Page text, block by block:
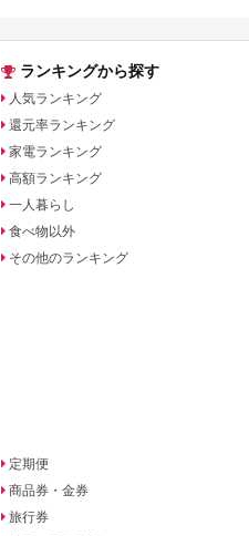
ランキングから探す
人気ランキング
還元率ランキング
家電ランキング
高額ランキング
一人暮らし
食べ物以外
その他のランキング
定期便
商品券・金券
旅行券